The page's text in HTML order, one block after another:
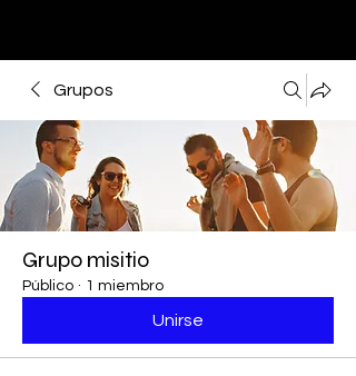
Grupos
Grupo misitio
Público · 1 miembro
Unirse